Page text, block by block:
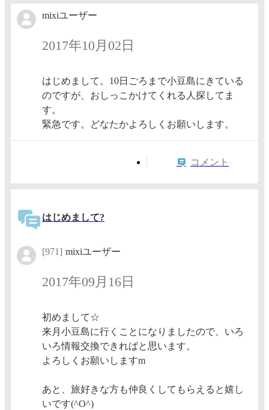
mixiユーザー
2017年10月02日
はじめまして。10日ごろまで小豆島にきている
のですが、おしっこかけてくれる人探してま
す。
緊急です。どなたかよろしくお願いします。
コメント
はじめまして?
[971] mixiユーザー
2017年09月16日
初めまして☆
来月小豆島に行くことになりましたので、いろ
いろ情報交換できればと思います。
よろしくお願いしますm
あと、旅好きな方も仲良くしてもらえると嬉し
いです(^O^)